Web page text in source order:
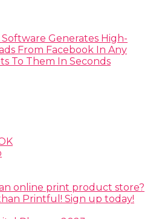
Generates High-
From Facebook In Any
To Them In Seconds
online print product store?
Printful! Sign up today!